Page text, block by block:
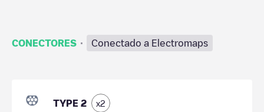
CONECTORES · Conectado a Electromaps
TYPE 2 x2